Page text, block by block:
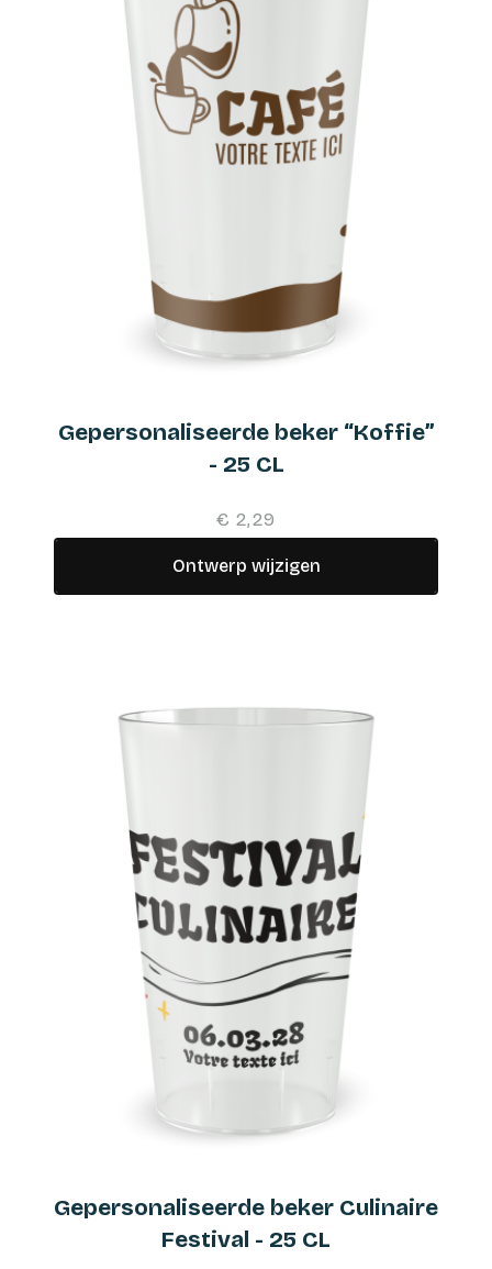
Gepersonaliseerde beker “Koffie”
- 25 CL
€ 2,29
Ontwerp wijzigen
Gepersonaliseerde beker Culinaire
Festival - 25 CL